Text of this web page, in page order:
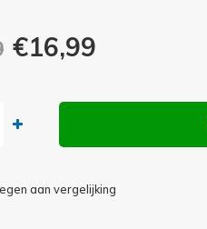
€16,99
aan vergelijking